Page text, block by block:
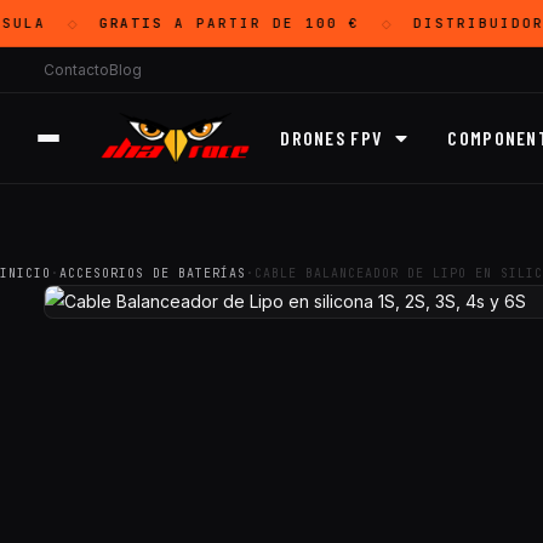
GRATIS A PARTIR DE 100 €
ContactoBlog
DRONES FPV
INICIO · ACCESORIOS DE BATERÍAS · CABLE BALANCEADOR DE LIPO EN